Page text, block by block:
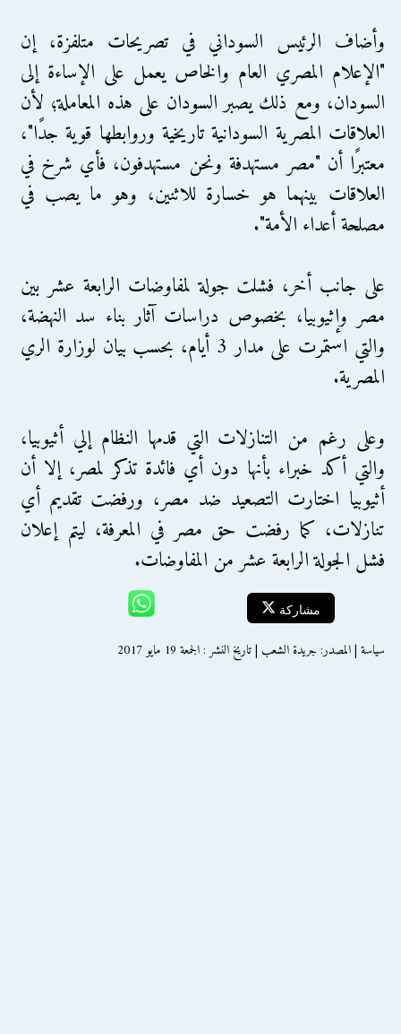
وأضاف الرئيس السوداني في تصريحات متلفزة، إن
"الإعلام المصري العام والخاص يعمل على الإساءة إلى
السودان، ومع ذلك يصبر السودان على هذه المعاملة؛ لأن
العلاقات المصرية السودانية تاريخية وروابطها قوية جدًا"،
معتبرًا أن "مصر مستهدفة ونحن مستهدفون، فأي شرخ في
العلاقات بينهما هو خسارة للاثنين، وهو ما يصب في
مصلحة أعداء الأمة".
على جانب أخر، فشلت جولة لمفاوضات الرابعة عشر بين
مصر وإثيوبيا، بخصوص دراسات آثار بناء سد النهضة،
والتي استمرت على مدار 3 أيام، بحسب بيان لوزارة الري
المصرية.
وعلى رغم من التنازلات التي قدمها النظام إلي أثيوبيا،
والتي أكد خبراء بأنها دون أي فائدة تذكر لمصر، إلا أن
أثيوبيا اختارت التصعيد ضد مصر، ورفضت تقديم أي
تنازلات، كما رفضت حق مصر في المعرفة، ليتم إعلان
فشل الجولة الرابعة عشر من المفاوضات.
مشاركة
سياسة | المصدر: جريدة الشعب | تاريخ النشر : الجمعة 19 مايو 2017